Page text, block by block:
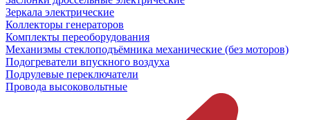
Зеркала электрические
Коллекторы генераторов
Комплекты переоборудования
Механизмы стеклоподъёмника механические (без моторов)
Подогреватели впускного воздуха
Подрулевые переключатели
Провода высоковольтные